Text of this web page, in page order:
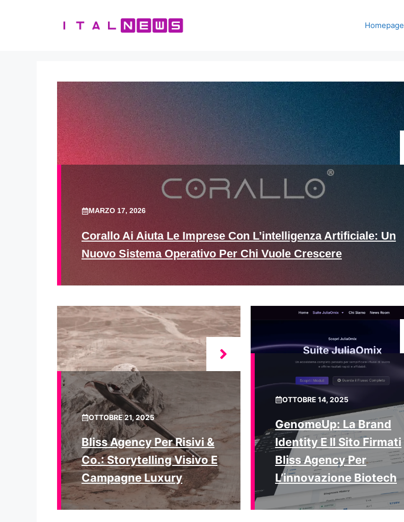
Homepage
MARZO 17, 2026
Corallo Ai Aiuta Le Imprese Con L’intelligenza Artificiale: Un
Nuovo Sistema Operativo Per Chi Vuole Crescere
OTTOBRE 21, 2025
Bliss Agency Per Risivi &
Co.: Storytelling Visivo E
Campagne Luxury
OTTOBRE 14, 2025
GenomeUp: La Brand
Identity E Il Sito Firmati
Bliss Agency Per
L’innovazione Biotech